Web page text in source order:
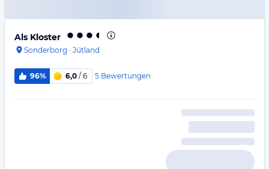
Als Kloster
Sonderborg · Jütland
96% 6,0 / 6 5 Bewertungen